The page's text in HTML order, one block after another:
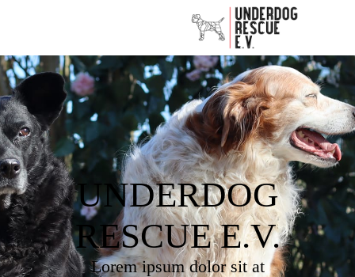
UNDERDOG
RESCUE E.V.
Lorem ipsum dolor sit at